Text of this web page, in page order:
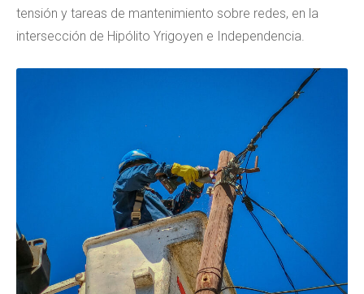
tensión y tareas de mantenimiento sobre redes, en la
intersección de Hipólito Yrigoyen e Independencia.